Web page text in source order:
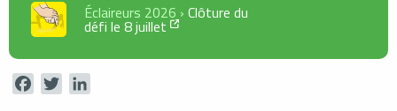
Éclaireurs 2026 › Clôture du
défi le 8 juillet
FacebookTwitter